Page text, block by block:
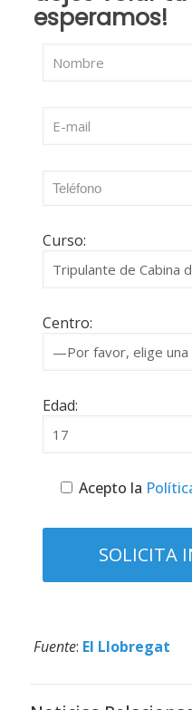
esperamos!
Curso:
Centro:
Edad:
Acepto la
Fuente: El Llobregat